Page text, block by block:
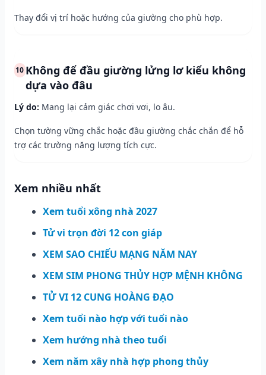
Thay đổi vị trí hoặc hướng của giường cho phù hợp.
10Không để đầu giường lửng lơ kiểu không
dựa vào đâu
Lý do: Mang lại cảm giác chơi vơi, lo âu.
Chọn tường vững chắc hoặc đầu giường chắc chắn để hỗ
trợ các trường năng lượng tích cực.
Xem nhiều nhất
Xem tuổi xông nhà 2027
Tử vi trọn đời 12 con giáp
XEM SAO CHIẾU MẠNG NĂM NAY
XEM SIM PHONG THỦY HỢP MỆNH KHÔNG
TỬ VI 12 CUNG HOÀNG ĐẠO
Xem tuổi nào hợp với tuổi nào
Xem hướng nhà theo tuổi
Xem năm xây nhà hợp phong thủy